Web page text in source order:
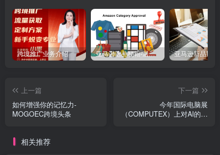
跨境推广业务介绍 亚马逊选品秘籍-居中店铺掘金术：精铺卖家月入$10000的选品方案（附数据拆解）
上一篇
如何增强你的记忆力-
MOGOEC跨境头条
下一篇
今年国际电脑展
（COMPUTEX）上对AI的未
相关推荐